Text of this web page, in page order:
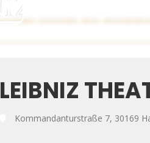
LEIBNIZ
Kommandanturstraße 7, 30169